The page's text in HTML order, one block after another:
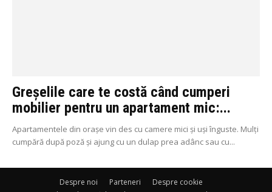
Greșelile care te costă când cumperi
mobilier pentru un apartament mic:...
Apartamentele din orașe vin des cu camere mici și uși înguste. Mulți
cumpără după poză și ajung cu un dulap prea adânc sau cu...
Despre noi Parteneri
Despre cookie